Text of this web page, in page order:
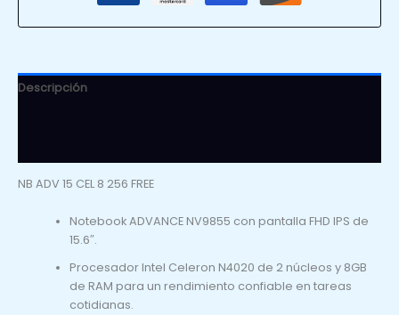
Descripción
NB ADV 15 CEL 8 256 FREE
Notebook ADVANCE NV9855 con pantalla FHD IPS de
15.6″.
Procesador Intel Celeron N4020 de 2 núcleos y 8GB
de RAM para un rendimiento confiable en tareas
cotidianas.